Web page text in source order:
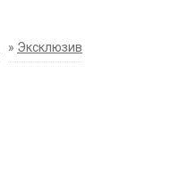
» Эксклюзив